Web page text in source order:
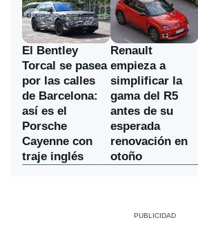
El Bentley
Torcal se pasea
por las calles
de Barcelona:
así es el
Porsche
Cayenne con
traje inglés
Renault
empieza a
simplificar la
gama del R5
antes de su
esperada
renovación en
otoño